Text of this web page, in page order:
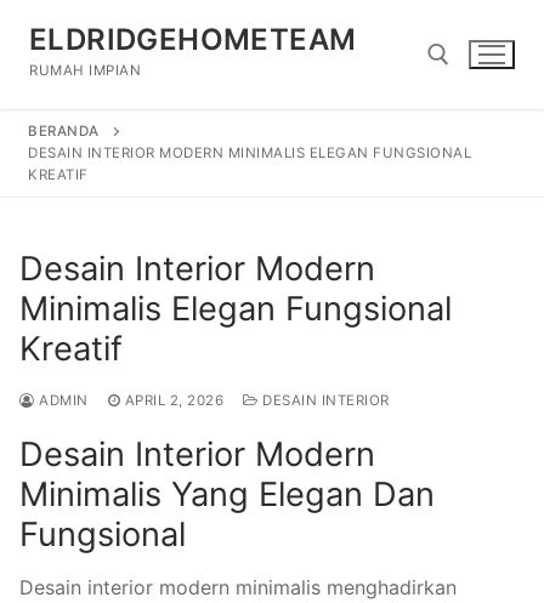
konten
ELDRIDGEHOMETEAM
RUMAH IMPIAN
Cari:
BERANDA
DESAIN INTERIOR MODERN MINIMALIS ELEGAN FUNGSIONAL
KREATIF
Desain Interior Modern
Minimalis Elegan Fungsional
Kreatif
ADMIN APRIL 2, 2026 DESAIN INTERIOR
Desain Interior Modern
Minimalis Yang Elegan Dan
Fungsional
Desain interior modern minimalis menghadirkan